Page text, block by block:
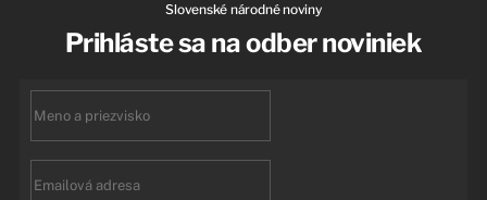
Slovenské národné noviny
Prihláste sa na odber noviniek